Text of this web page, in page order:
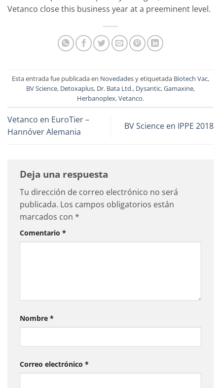
Vetanco close this business year at a preeminent level.
Esta entrada fue publicada en Novedadesy etiquetada Biotech Vac,
BV Science, Detoxaplus, Dr. Bata Ltd., Dysantic,Gamaxine,
Herbanoplex,Vetanco.
Vetanco en EuroTier –
Hannóver Alemania
BV Science en IPPE 2018
Deja una respuesta
Tu dirección de correo electrónico no será
publicada. Los campos obligatorios están
marcados con *
Comentario *
Nombre *
Correo electrónico *